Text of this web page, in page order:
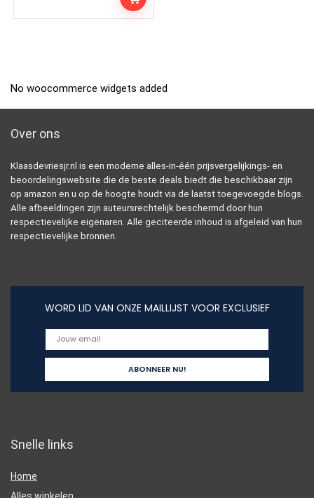
No woocommerce widgets added
Over ons
Klaasdevriesjr.nl is een moderne alles-in-één prijsvergelijkings- en
beoordelingswebsite die de beste deals biedt die beschikbaar zijn
op amazon en u op de hoogte houdt via de laatst toegevoegde blogs.
Alle afbeeldingen zijn auteursrechtelijk beschermd door hun
respectievelijke eigenaren. Alle geciteerde inhoud is afgeleid van hun
respectievelijke bronnen.
WORD LID VAN ONZE MAILLIJST VOOR EXCLUSIEF
Snelle links
Home
Alles winkelen